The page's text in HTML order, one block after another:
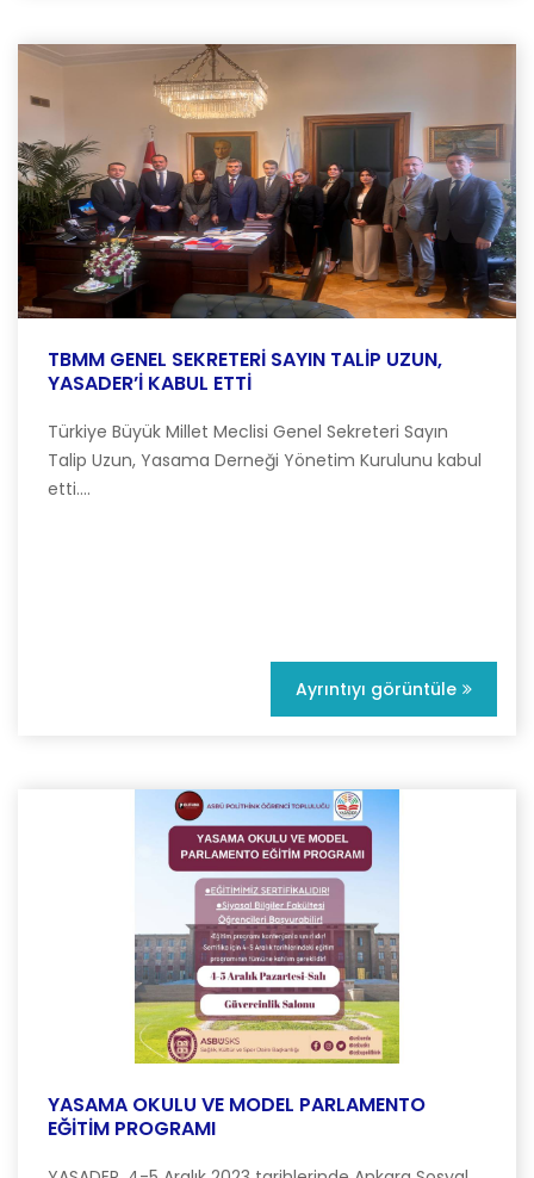
TBMM GENEL SEKRETERİ SAYIN TALİP UZUN,
YASADER’İ KABUL ETTİ
Türkiye Büyük Millet Meclisi Genel Sekreteri Sayın
Talip Uzun, Yasama Derneği Yönetim Kurulunu kabul
etti....
Ayrıntıyı görüntüle
YASAMA OKULU VE MODEL PARLAMENTO
EĞİTİM PROGRAMI